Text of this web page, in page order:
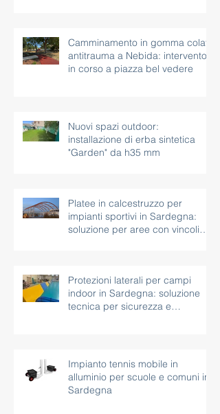
Camminamento in gomma colata
antitrauma a Nebida: intervento
in corso a piazza bel vedere
Nuovi spazi outdoor:
installazione di erba sintetica
"Garden" da h35 mm
Platee in calcestruzzo per
impianti sportivi in Sardegna:
soluzione per aree con vincoli
Protezioni laterali per campi
indoor in Sardegna: soluzione
tecnica per sicurezza e
Impianto tennis mobile in
alluminio per scuole e comuni in
Sardegna